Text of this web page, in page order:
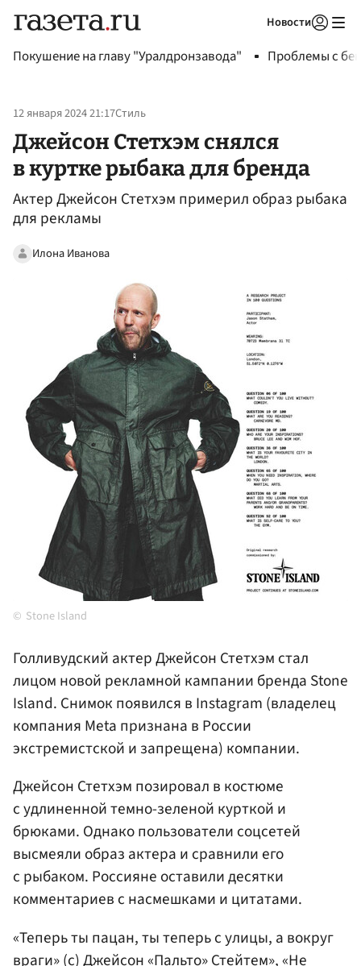
Новости
Покушение на главу "Уралдронзавода" Проблемы с
12 января 2024 21:17Стиль
Джейсон Стетхэм снялся
в куртке рыбака для бренда
Актер Джейсон Стетхэм примерил образ рыбака
для рекламы
Илона Иванова
Stone Island
Голливудский актер Джейсон Стетхэм стал
лицом новой рекламной кампании бренда Stone
Island. Снимок появился в Instagram (владелец
компания Meta признана в России
экстремистской и запрещена) компании.
Джейсон Стетхэм позировал в костюме
с удлиненной темно-зеленой курткой и
брюками. Однако пользователи соцсетей
высмеяли образ актера и сравнили его
с рыбаком. Россияне оставили десятки
комментариев с насмешками и цитатами.
«Теперь ты пацан, ты теперь с улицы, а вокруг
враги» (с) Джейсон «Пальто» Стейтем», «Не